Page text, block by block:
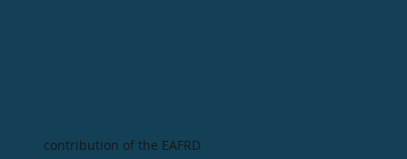
contribution of the EAFRD